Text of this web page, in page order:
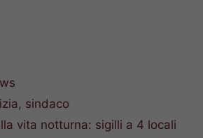
, sindaco
vita notturna: sigilli a 4 locali